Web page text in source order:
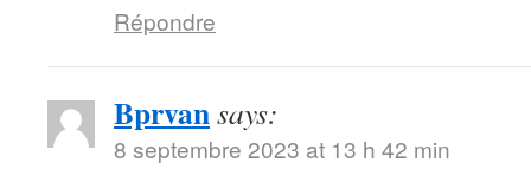
Répondre
Bprvansays:
8 septembre 2023 at 13 h 42 min